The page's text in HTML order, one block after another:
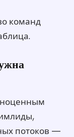
команд
потоков —